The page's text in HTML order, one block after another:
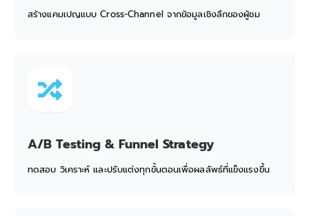
สร้างแคมเปญแบบ Cross-Channel จากข้อมูลเชิงลึกของผู้ชม
A/B Testing & Funnel Strategy
ทดสอบ วิเคราะห์ และปรับแต่งทุกขั้นตอนเพื่อผลลัพธ์ที่แข็งแรงขึ้น